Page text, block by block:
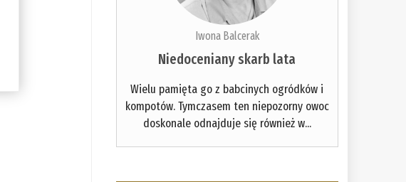
Iwona Balcerak
Niedoceniany skarb lata
Wielu pamięta go z babcinych ogródków i
kompotów. Tymczasem ten niepozorny owoc
doskonale odnajduje się również w...